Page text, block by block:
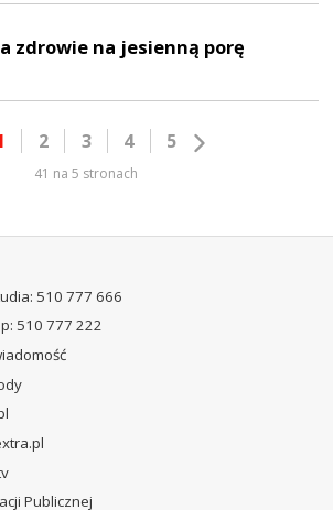
zdrowie na jesienną porę
2 3 4 5
41 na 5 stronach
510 777 666
510 777 222
Publicznej